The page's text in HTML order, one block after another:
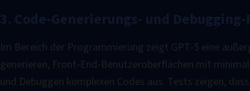
3. Code-Generierungs- und
Im Bereich der Programmierung zeigt GPT-5 eine
generieren, Front-End-Benutzeroberflächen mit
und Debuggen komplexen Codes aus. Tests zeigen,